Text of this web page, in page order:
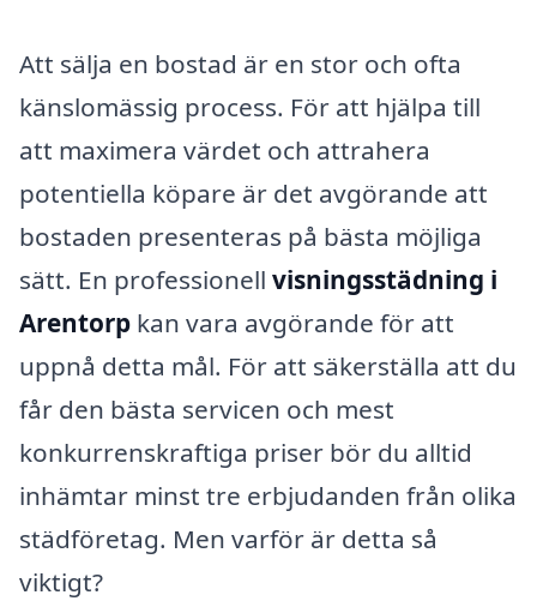
Att sälja en bostad är en stor och ofta
känslomässig process. För att hjälpa till
att maximera värdet och attrahera
potentiella köpare är det avgörande att
bostaden presenteras på bästa möjliga
sätt. En professionell visningsstädning i
Arentorp kan vara avgörande för att
uppnå detta mål. För att säkerställa att du
får den bästa servicen och mest
konkurrenskraftiga priser bör du alltid
inhämtar minst tre erbjudanden från olika
städföretag. Men varför är detta så
viktigt?